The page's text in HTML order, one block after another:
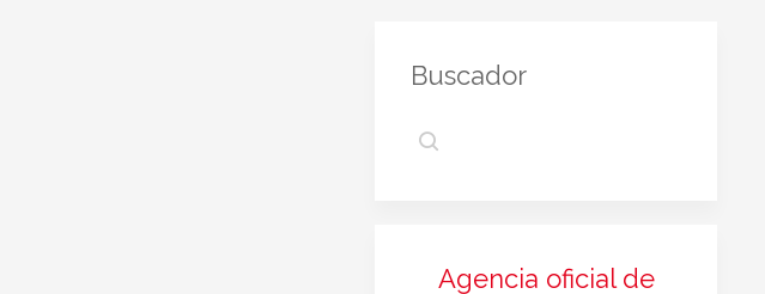
Buscador
Agencia oficial de